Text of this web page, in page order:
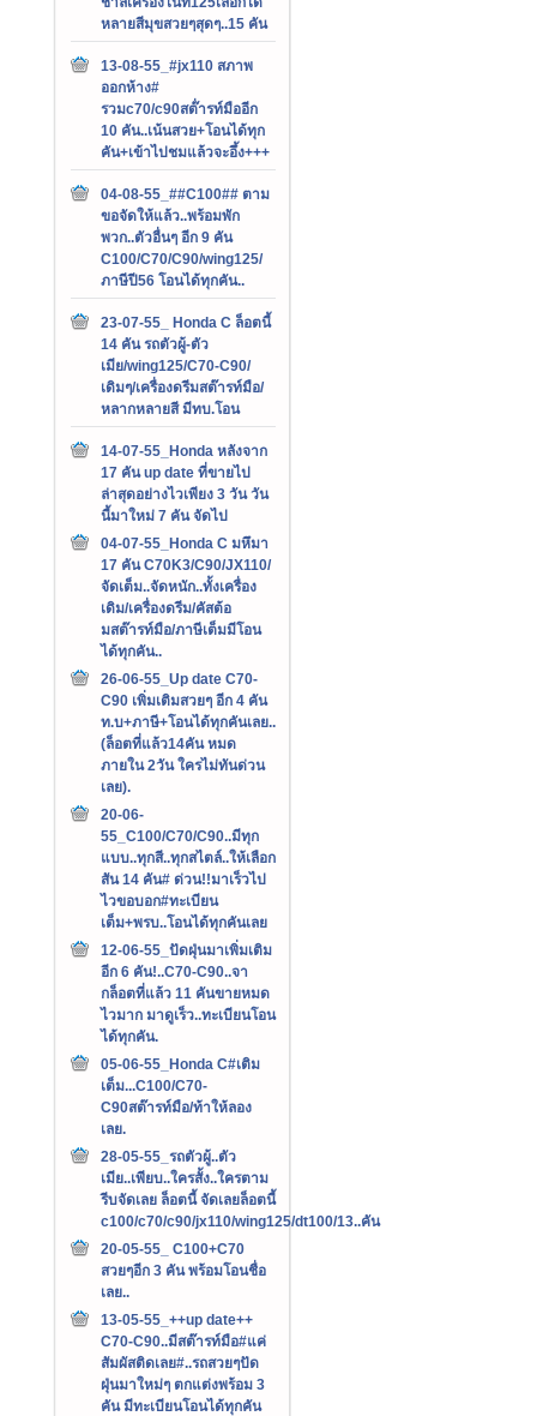
หลายสีมุขสวยๆสุดๆ..15 คัน
13-08-55_#jx110 สภาพ
ออกห้าง#
รวมc70/c90สต๊่ารท์มืออีก
10 คัน..เน้นสวย+โอนได้ทุก
คัน+เข้าไปชมแล้วจะอึ้ง+++
04-08-55_##C100## ตาม
ขอจัดให้แล้ว..พร้อมพัก
พวก..ตัวอื่นๆ อีก 9 คัน
C100/C70/C90/wing125/
ภาษีปี56 โอนได้ทุกคัน..
23-07-55_ Honda C ล็อตนี้
14 คัน รถตัวผู้-ตัว
เมีย/wing125/C70-C90/
เดิมๆ/เครื่องดรีมสต๊ารท์มือ/
หลากหลายสี มีทบ.โอน
14-07-55_Honda หลังจาก
17 คัน up date ที่ขายไป
ล่าสุดอย่างไวเพียง 3 วัน วัน
นี้มาใหม่ 7 คัน จัดไป
04-07-55_Honda C มหึมา
17 คัน C70K3/C90/JX110/
จัดเต็ม..จัดหนัก..ทั้งเครื่อง
เดิม/เครื่องดรีม/คัสต้อ
มสต๊ารท์มือ/ภาษีเต็มมีโอน
ได้ทุกคัน..
26-06-55_Up date C70-
C90 เพิ่มเติมสวยๆ อีก 4 คัน
ท.บ+ภาษี+โอนได้ทุกคันเลย..
(ล็อตที่แล้ว14คัน หมด
ภายใน 2วัน ใครไม่ทันด่วน
เลย).
20-06-
55_C100/C70/C90..มีทุก
แบบ..ทุกสี..ทุกสไตล์..ให้เลือก
สัน 14 คัน# ด่วน!!มาเร็วไป
ไวขอบอก#ทะเบียน
เต็ม+พรบ..โอนได้ทุกคันเลย
12-06-55_ปัดฝุ่นมาเพิ่มเติม
อีก 6 คัน!..C70-C90..จา
กล็อตที่แล้ว 11 คันขายหมด
ไวมาก มาดูเร็ว..ทะเบียนโอน
ได้ทุกคัน.
05-06-55_Honda C#เติม
เต็ม...C100/C70-
C90สต๊ารท์มือ/ท้าให้ลอง
เลย.
28-05-55_รถตัวผู้..ตัว
เมีย..เพียบ..ใครสั้ง..ใครตาม
รีบจัดเลย ล็อตนี้ จัดเลยล็อตนี้
c100/c70/c90/jx110/wing125/dt100/13..คัน
20-05-55_ C100+C70
สวยๆอีก 3 คัน พร้อมโอนชื่อ
เลย..
13-05-55_++up date++
C70-C90..มีสต๊ารท์มือ#แค่
สัมผัสติดเลย#..รถสวยๆปัด
ฝุ่นมาใหม่ๆ ตกแต่งพร้อม 3
คัน มีทะเบียนโอนได้ทุกคัน